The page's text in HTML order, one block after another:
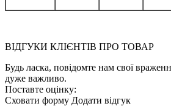
ВІДГУКИ КЛІЄНТІВ ПРО ТОВАР
Будь ласка, повідомте нам свої
дуже важливо.
Поставте оцінку:
Сховати форму Додати відгук